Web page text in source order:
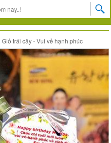
Giỏ trái cây - Vui vẻ hạnh phúc